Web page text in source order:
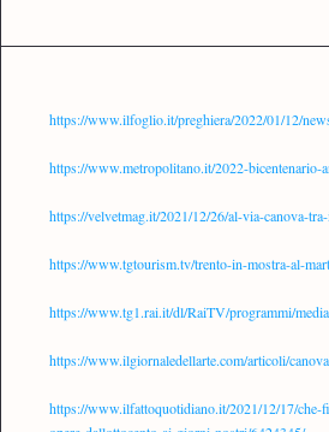
https://www.ilfoglio.it/preghiera/2022/01/12/
https://www.metropolitano.it/2022-bicentenario-
https://velvetmag.it/2021/12/26/al-via-canova-
https://www.tgtourism.tv/trento-in-mostra-al-
https://www.tg1.rai.it/dl/RaiTV/programmi/
https://www.ilgiornaledellarte.com/articoli/
https://www.ilfattoquotidiano.it/2021/12/17/che-